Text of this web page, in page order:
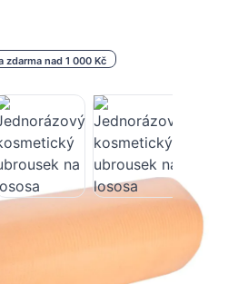
zdarma nad 1 000 Kč
ubrousek na